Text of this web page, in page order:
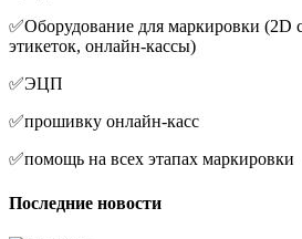
✅Оборудование для маркировки (2D
этикеток, онлайн-кассы)
✅ЭЦП
✅прошивку онлайн-касс
✅помощь на всех этапах маркировки
Последние новости